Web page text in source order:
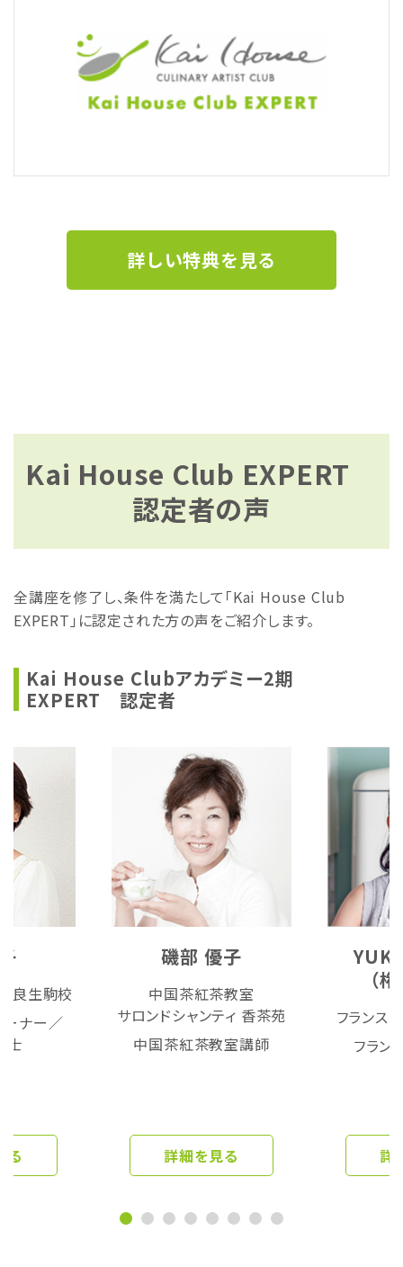
詳しい特典を見る
Kai House Club EXPERT
認定者の声
全講座を修了し、条件を満たして「Kai House Club
EXPERT」に認定された方の声をご紹介します。
Kai House Clubアカデミー2期
EXPERT 認定者
良生駒校
ーナー／
士
る
磯部 優子
中国茶紅茶教室
サロンドシャンティ 香茶苑
中国茶紅茶教室講師
詳細を見る
（
フランス
フラン
詳